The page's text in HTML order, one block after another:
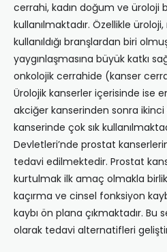
cerrahi, kadın doğum ve üroloji
kullanılmaktadır. Özellikle
kullanıldığı branşlardan biri
yaygınlaşmasına büyük katkı
onkolojik cerrahide (kanser
Ürolojik kanserler içerisinde ise
akciğer kanserinden sonra
kanserinde çok sık
Devletleri’nde prostat
tedavi edilmektedir. Prostat
kurtulmak ilk amaç olmakla
kaçırma ve cinsel fonksiyon
kaybı ön plana çıkmaktadır. Bu
olarak tedavi alternatifleri